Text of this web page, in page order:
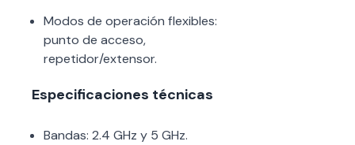
Modos de operación flexibles:
punto de acceso,
repetidor/extensor.
Especificaciones técnicas
Bandas: 2.4 GHz y 5 GHz.